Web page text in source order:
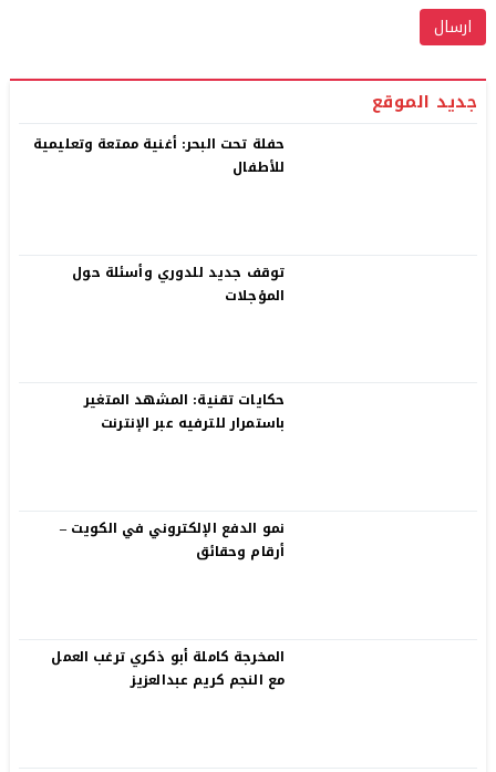
جديد الموقع
حفلة تحت البحر: أغنية ممتعة وتعليمية
للأطفال
توقف جديد للدوري وأسئلة حول
المؤجلات
حكايات تقنية: المشهد المتغير
باستمرار للترفيه عبر الإنترنت
نمو الدفع الإلكتروني في الكويت –
أرقام وحقائق
المخرجة كاملة أبو ذكري ترغب العمل
مع النجم كريم عبدالعزيز